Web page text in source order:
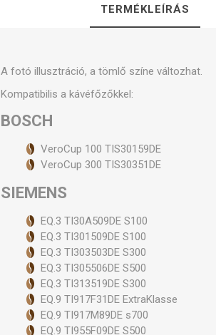
Szelepek és kapcsolók
TERMÉKLEÍRÁS
A fotó illusztráció, a tömlő színe változhat.
Kompatibilis a kávéfőzőkkel:
BOSCH
VeroCup 100 TIS30159DE
VeroCup 300 TIS30351DE
SIEMENS
EQ.3 TI30A509DE S100
EQ.3 TI301509DE S100
EQ.3 TI303503DE S300
EQ.3 TI305506DE S500
EQ.3 TI313519DE S300
EQ.9 TI917F31DE ExtraKlasse
EQ.9 TI917M89DE s700
EQ.9 TI955F09DE S500